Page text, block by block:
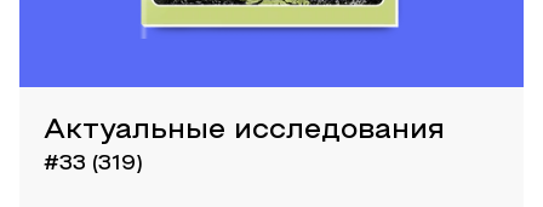
Актуальные исследования
#33 (319)